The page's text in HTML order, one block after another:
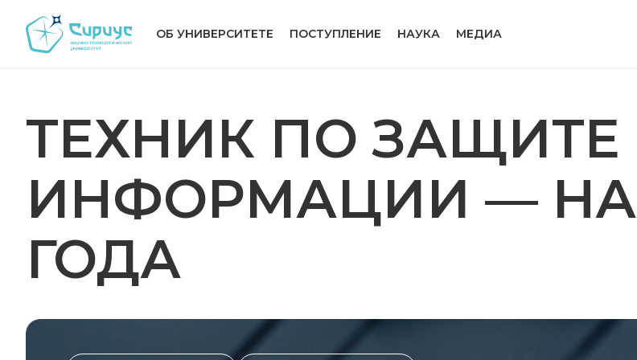
ОБ УНИВЕРСИТЕТЕ ПОСТУПЛЕНИЕ НАУКА МЕДИА
ТЕХНИК ПО ЗАЩИТЕ
ИНФОРМАЦИИ —
ГОДА